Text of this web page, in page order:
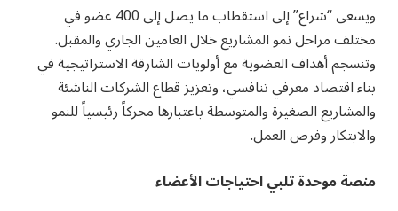
ويسعى “شراع” إلى استقطاب ما يصل إلى 400 عضو في
مختلف مراحل نمو المشاريع خلال العامين الجاري والمقبل.
وتنسجم أهداف العضوية مع أولويات الشارقة الاستراتيجية في
بناء اقتصاد معرفي تنافسي، وتعزيز قطاع الشركات الناشئة
والمشاريع الصغيرة والمتوسطة باعتبارها محركاً رئيسياً للنمو
والابتكار وفرص العمل.
منصة موحدة تلبي احتياجات الأعضاء